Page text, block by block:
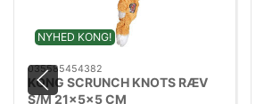
NYHED KONG!
035585454382
KONG SCRUNCH KNOTS RÆV
S/M 21x5x5 CM